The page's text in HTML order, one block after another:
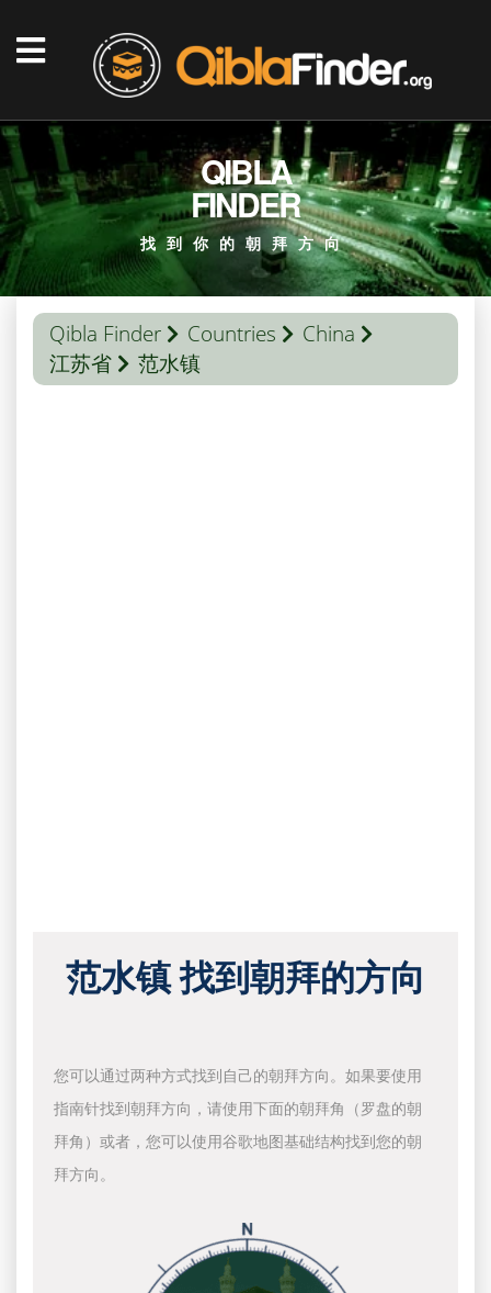
QIBLA
FINDER
找到你的朝拜方向
Qibla Finder Countries
China
江苏省
范水镇
范水镇 找到朝拜的方向
您可以通过两种方式找到自己的朝拜方向。如果要使用
指南针找到朝拜方向，请使用下面的朝拜角（罗盘的朝
拜角）或者，您可以使用谷歌地图基础结构找到您的朝
拜方向。